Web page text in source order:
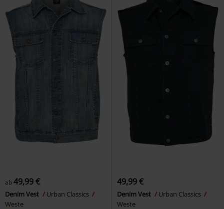
ab49,99 €
Denim Vest
Urban Classics
Weste
49,99 €
Denim Vest
Urban Classics
Weste